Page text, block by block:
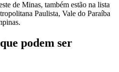
de Minas, também estão na lista
Paulista, Vale do Paraíba
podem ser